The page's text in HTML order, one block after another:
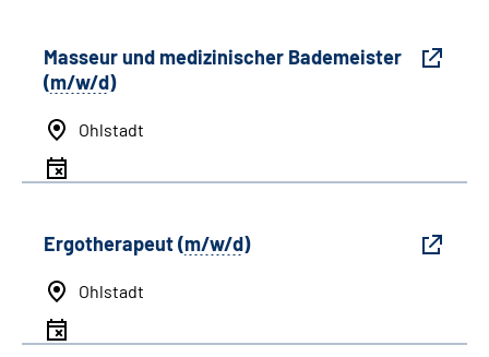
Masseur und medizinischer Bademeister
(m/w/d)
Ohlstadt
Ergotherapeut (m/w/d)
Ohlstadt